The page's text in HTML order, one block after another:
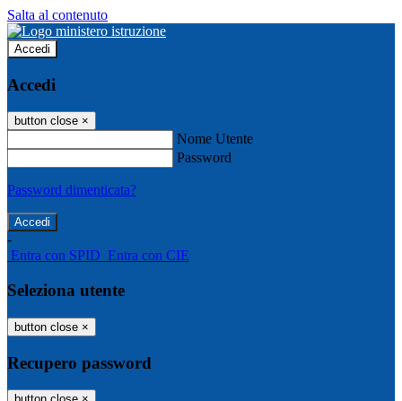
Salta al contenuto
Accedi
Accedi
button close ×
Nome Utente
Password
Password dimenticata?
-
Entra con SPID Entra con CIE
Seleziona utente
button close ×
Recupero password